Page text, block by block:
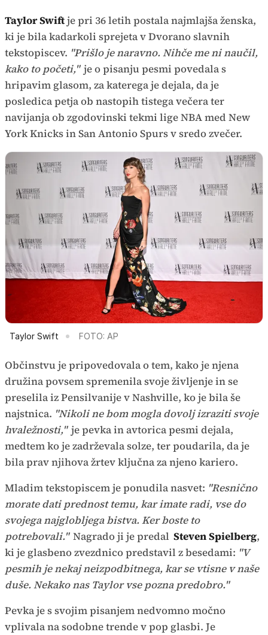
Taylor Swiftje pri 36 letih postala najmlajša ženska,
ki je bila kadarkoli sprejeta v Dvorano slavnih
tekstopiscev. "Prišlo je naravno. Nihče me ni naučil,
kako to početi," je o pisanju pesmi povedala s
hripavim glasom, za katerega je dejala, da je
posledica petja ob nastopih tistega večera ter
navijanja ob zgodovinski tekmi lige NBA med New
York Knicks in San Antonio Spurs v sredo zvečer.
Taylor Swift FOTO: AP
Občinstvu je pripovedovala o tem, kako je njena
družina povsem spremenila svoje življenje in se
preselila iz Pensilvanije v Nashville, ko je bila še
najstnica. "Nikoli ne bom mogla dovolj izraziti svoje
hvaležnosti," je pevka in avtorica pesmi dejala,
medtem ko je zadrževala solze, ter poudarila, da je
bila prav njihova žrtev ključna za njeno kariero.
Mladim tekstopiscem je ponudila nasvet: "Resnično
morate dati prednost temu, kar imate radi, vse do
svojega najglobljega bistva. Ker boste to
potrebovali." Nagrado ji je predal Steven Spielberg,
ki je glasbeno zvezdnico predstavil z besedami: "V
pesmih je nekaj neizpodbitnega, kar se vtisne v naše
duše. Nekako nas Taylor vse pozna predobro."
Pevka je s svojim pisanjem nedvomno močno
vplivala na sodobne trende v pop glasbi. Je